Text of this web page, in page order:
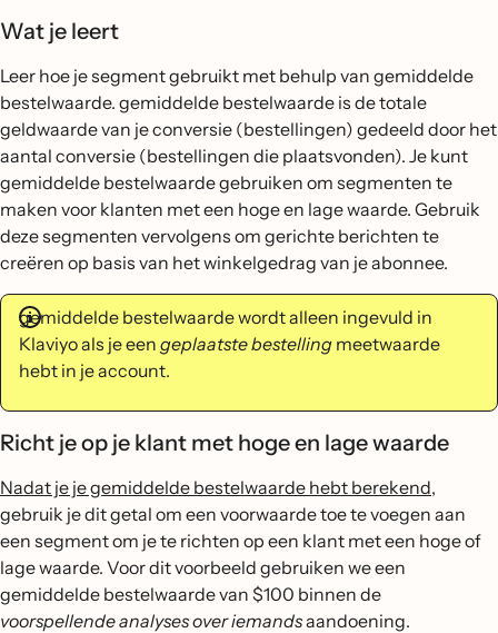
Wat je leert
Leer hoe je segment gebruikt met behulp van gemiddelde
bestelwaarde. gemiddelde bestelwaarde is de totale
geldwaarde van je conversie (bestellingen) gedeeld door het
aantal conversie (bestellingen die plaatsvonden). Je kunt
gemiddelde bestelwaarde gebruiken om segmenten te
maken voor klanten met een hoge en lage waarde. Gebruik
deze segmenten vervolgens om gerichte berichten te
creëren op basis van het winkelgedrag van je abonnee.
gemiddelde bestelwaarde wordt alleen ingevuld in
Klaviyo als je een geplaatste bestelling meetwaarde
hebt in je account.
Richt je op je klant met hoge en lage waarde
Nadat je je gemiddelde bestelwaarde hebt berekend,
gebruik je dit getal om een voorwaarde toe te voegen aan
een segment om je te richten op een klant met een hoge of
lage waarde. Voor dit voorbeeld gebruiken we een
gemiddelde bestelwaarde van $100 binnen de
voorspellende analyses over iemandsaandoening.